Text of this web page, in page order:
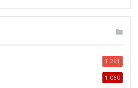
1 261
1 060